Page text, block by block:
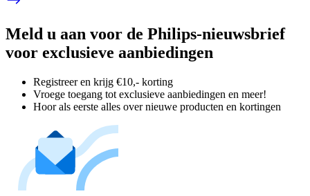
Meld u aan voor de Philips-nieuwsbrief
voor exclusieve aanbiedingen
Registreer en krijg €10,- korting
Vroege toegang tot exclusieve aanbiedingen en meer!
Hoor als eerste alles over nieuwe producten en kortingen